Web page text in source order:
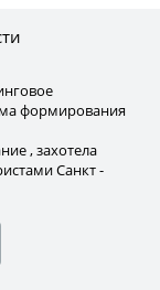
формирования
, захотела
Санкт -